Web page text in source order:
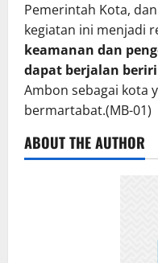
Pemerintah Kota,
kegiatan ini menjadi
keamanan dan
dapat berjalan
Ambon sebagai kota
bermartabat.(MB-01)
ABOUT THE AUTHOR